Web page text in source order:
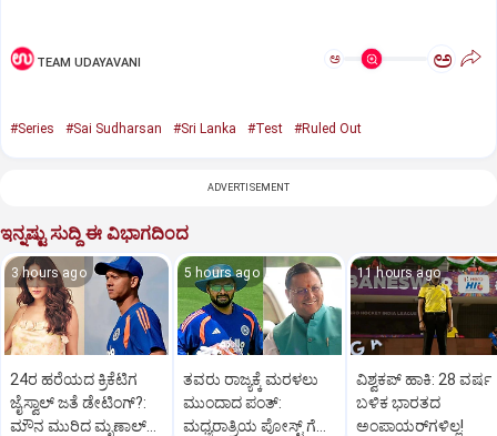
TEAM UDAYAVANI ಅ ಅ
#Series #Sai Sudharsan #Sri Lanka #Test #Ruled Out
ADVERTISEMENT
ಇನ್ನಷ್ಟು ಸುದ್ದಿ ಈ ವಿಭಾಗದಿಂದ
3 hours ago
24ರ ಹರೆಯದ ಕ್ರಿಕೆಟಿಗ
ಜೈಸ್ವಾಲ್‌ ಜತೆ ಡೇಟಿಂಗ್?:‌
ಮೌನ ಮುರಿದ ಮೃಣಾಲ್‌
5 hours ago
ತವರು ರಾಜ್ಯಕ್ಕೆ ಮರಳಲು
ಮುಂದಾದ ಪಂತ್:‌
ಮಧ್ಯರಾತ್ರಿಯ ಪೋಸ್ಟ್‌ ಗೆ
11 hours ago
ವಿಶ್ವಕಪ್‌ ಹಾಕಿ: 28 ವರ್ಷ
ಬಳಿಕ ಭಾರತದ
ಅಂಪಾಯರ್‌ಗಳಿಲ್ಲ!